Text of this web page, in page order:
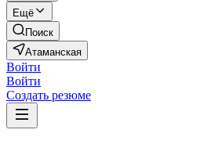
Ещё
Поиск
Атаманская
Войти
Войти
Создать резюме